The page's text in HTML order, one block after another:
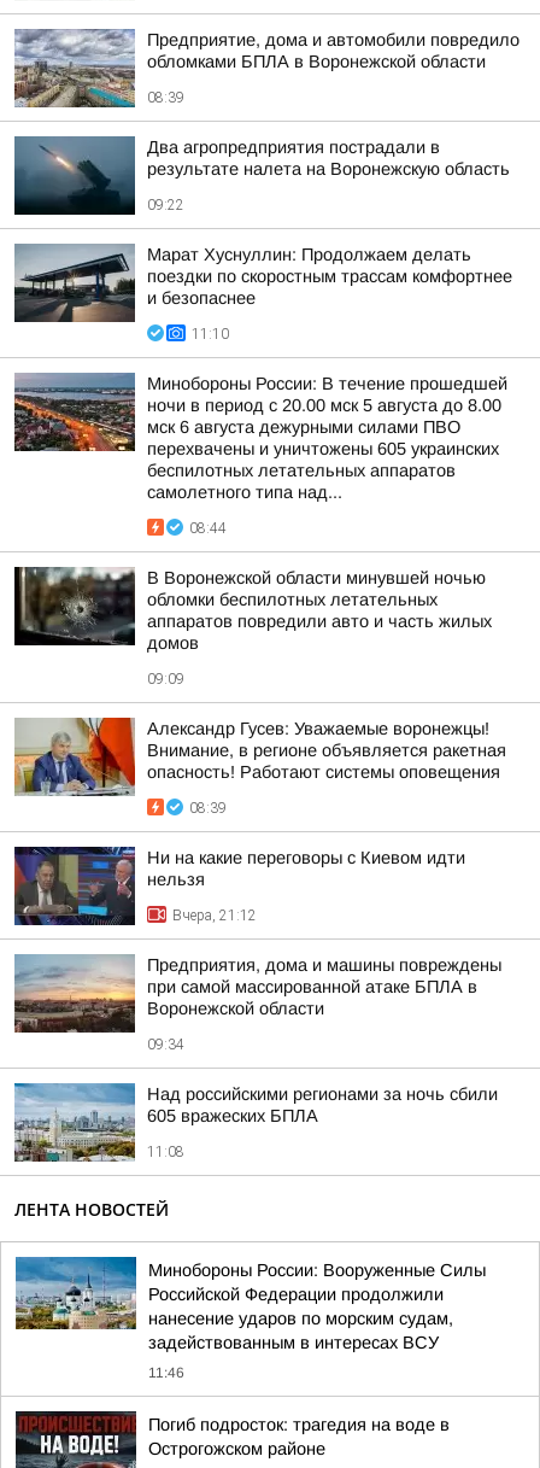
Предприятие, дома и автомобили повредило
обломками БПЛА в Воронежской области
08:39
Два агропредприятия пострадали в
результате налета на Воронежскую область
09:22
Марат Хуснуллин: Продолжаем делать
поездки по скоростным трассам комфортнее
и безопаснее
11:10
Минобороны России: В течение прошедшей
ночи в период с 20.00 мск 5 августа до 8.00
мск 6 августа дежурными силами ПВО
перехвачены и уничтожены 605 украинских
беспилотных летательных аппаратов
самолетного типа над...
08:44
В Воронежской области минувшей ночью
обломки беспилотных летательных
аппаратов повредили авто и часть жилых
домов
09:09
Александр Гусев: Уважаемые воронежцы!
Внимание, в регионе объявляется ракетная
опасность! Работают системы оповещения
08:39
Ни на какие переговоры с Киевом идти
нельзя
Вчера, 21:12
Предприятия, дома и машины повреждены
при самой массированной атаке БПЛА в
Воронежской области
09:34
Над российскими регионами за ночь сбили
605 вражеских БПЛА
11:08
ЛЕНТА НОВОСТЕЙ
Минобороны России: Вооруженные Силы
Российской Федерации продолжили
нанесение ударов по морским судам,
задействованным в интересах ВСУ
11:46
Погиб подросток: трагедия на воде в
Острогожском районе